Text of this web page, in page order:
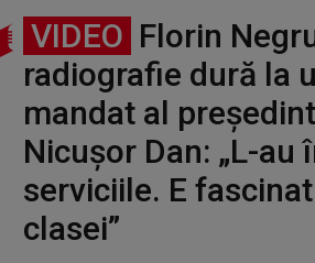
VIDEO Florin
radiografie dură la
mandat al
Nicușor Dan: „L-au
serviciile. E
clasei”